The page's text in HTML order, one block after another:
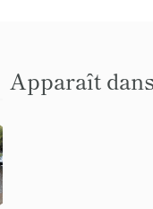
Apparaît